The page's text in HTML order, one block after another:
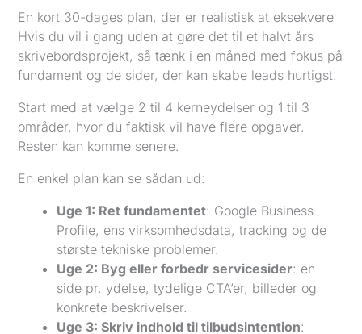
En kort 30-dages plan, der er realistisk at eksekvere
Hvis du vil i gang uden at gøre det til et halvt års
skrivebordsprojekt, så tænk i en måned med fokus på
fundament og de sider, der kan skabe leads hurtigst.
Start med at vælge 2 til 4 kerneydelser og 1 til 3
områder, hvor du faktisk vil have flere opgaver.
Resten kan komme senere.
En enkel plan kan se sådan ud:
Uge 1: Ret fundamentet: Google Business
Profile, ens virksomhedsdata, tracking og de
største tekniske problemer.
Uge 2: Byg eller forbedr servicesider: én
side pr. ydelse, tydelige CTA’er, billeder og
konkrete beskrivelser.
Uge 3: Skriv indhold til tilbudsintention: